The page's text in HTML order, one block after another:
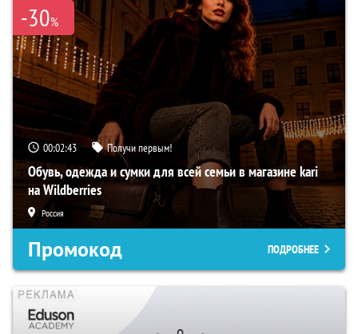
-30%
00:02:42 Получи первым!
Обувь, одежда и сумки для всей семьи в магазине kari
на Wildberries
Россия
Промокод ПОДРОБНЕЕ